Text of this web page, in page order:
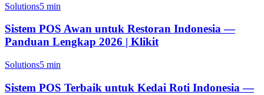
Solutions5 min
Sistem POS Awan untuk Restoran Indonesia —
Panduan Lengkap 2026 | Klikit
Solutions5 min
Sistem POS Terbaik untuk Kedai Roti Indonesia —